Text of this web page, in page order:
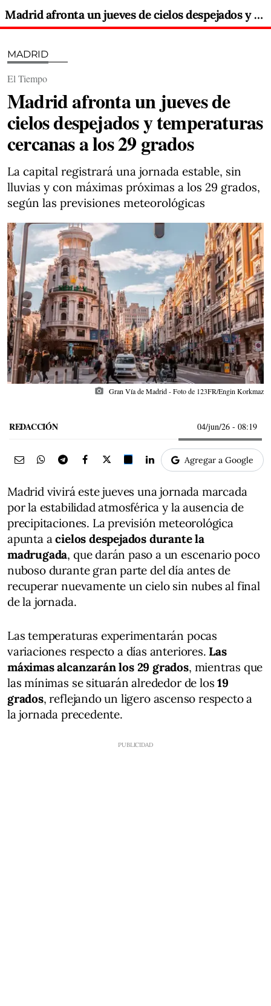
Madrid afronta un jueves de cielos despejados y temperaturas cercanas a los 29 grados
MADRID
El Tiempo
Madrid afronta un jueves de
cielos despejados y temperaturas
cercanas a los 29 grados
La capital registrará una jornada estable, sin
lluvias y con máximas próximas a los 29 grados,
según las previsiones meteorológicas
photo_camera Gran Vía de Madrid - Foto de 123FR/Engin Korkmaz
REDACCIÓN 04/jun/26 - 08:19
Agregar a Google
Madrid vivirá este jueves una jornada marcada
por la estabilidad atmosférica y la ausencia de
precipitaciones. La previsión meteorológica
apunta acielos despejados durante la
madrugada, que darán paso a un escenario poco
nuboso durante gran parte del día antes de
recuperar nuevamente un cielo sin nubes al final
de la jornada.
Las temperaturas experimentarán pocas
variaciones respecto a días anteriores. Las
máximas alcanzarán los 29 grados, mientras que
las mínimas se situarán alrededor de los19
grados, reflejando un ligero ascenso respecto a
la jornada precedente.